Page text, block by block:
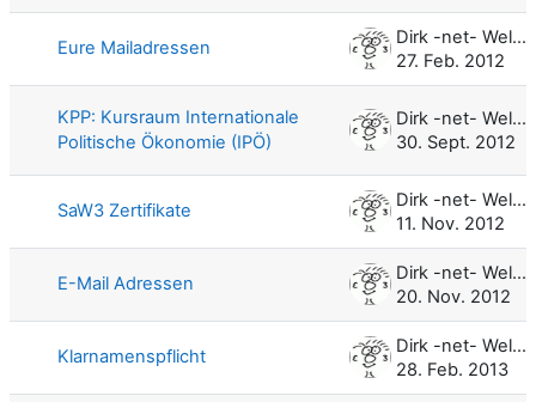
Eure Mailadressen
Dirk -net- Weller
27. Feb. 2012
KPP: Kursraum Internationale
Politische Ökonomie (IPÖ)
Dirk -net- Weller
30. Sept. 2012
SaW3 Zertifikate
Dirk -net- Weller
11. Nov. 2012
E-Mail Adressen
Dirk -net- Weller
20. Nov. 2012
Klarnamenspflicht
Dirk -net- Weller
28. Feb. 2013